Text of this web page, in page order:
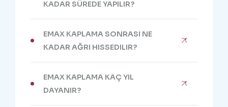
KADAR SÜREDE YAPILIR?
EMAX KAPLAMA SONRASI NE
KADAR AĞRI HISSEDILIR?
EMAX KAPLAMA KAÇ YIL
DAYANIR?